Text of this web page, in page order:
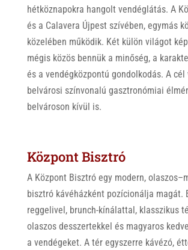
hétköznapokra hangolt vendéglátás. A
és a Calavera Újpest szívében, egymás
közelében működik. Két külön világot
mégis közös bennük a minőség, a
és a vendégközpontú gondolkodás. A
belvárosi színvonalú gasztronómiai
belvároson kívül is.
Központ Bisztró
A Központ Bisztró egy modern,
bisztró kávéházként pozícionálja magát.
reggelivel, brunch-kínálattal, klasszikus
olaszos desszertekkel és magyaros
a vendégeket. A tér egyszerre kávézó,